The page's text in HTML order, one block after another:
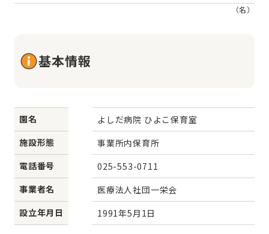
（名）
基本情報
園名
よしだ病院 ひよこ保育室
施設形態
事業所内保育所
電話番号
025-553-0711
事業者名
医療法人社団一栄会
設立年月日
1991年5月1日